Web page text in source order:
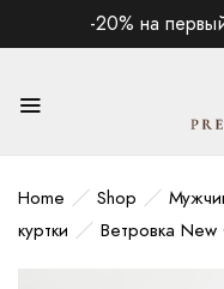
-20% на
Home Shop
куртки
Ветровка New